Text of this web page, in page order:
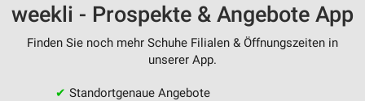
weekli - Prospekte & Angebote App
Finden Sie noch mehr Schuhe Filialen & Öffnungszeiten in
unserer App.
✔ Standortgenaue Angebote